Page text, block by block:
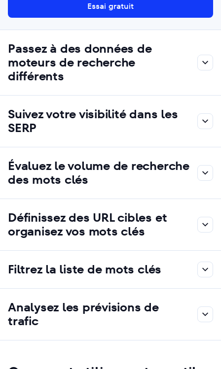
Essai gratuit
Passez à des données de
moteurs de recherche
différents
Suivez votre visibilité dans les
SERP
Évaluez le volume de recherche
des mots clés
Définissez des URL cibles et
organisez vos mots clés
Filtrez la liste de mots clés
Analysez les prévisions de
trafic